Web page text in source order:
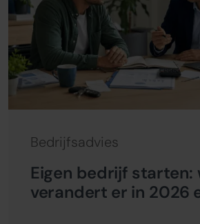
Bedrijfsadvies
Eigen bedrijf starten:
verandert er in 2026